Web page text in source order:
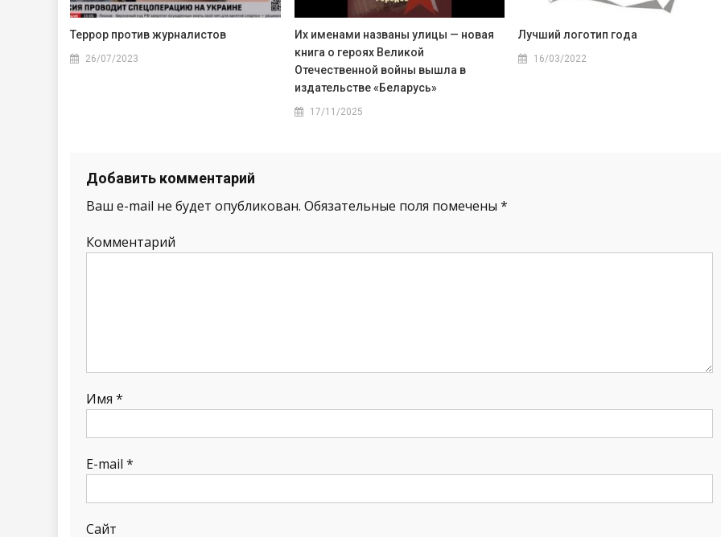
Террор против журналистов
26/07/2023
Их именами названы улицы — новая
книга о героях Великой
Отечественной войны вышла в
издательстве «Беларусь»
17/11/2025
Лучший логотип года
16/03/2022
Добавить комментарий
Ваш e-mail не будет опубликован. Обязательные поля помечены *
Комментарий
Имя *
E-mail *
Сайт